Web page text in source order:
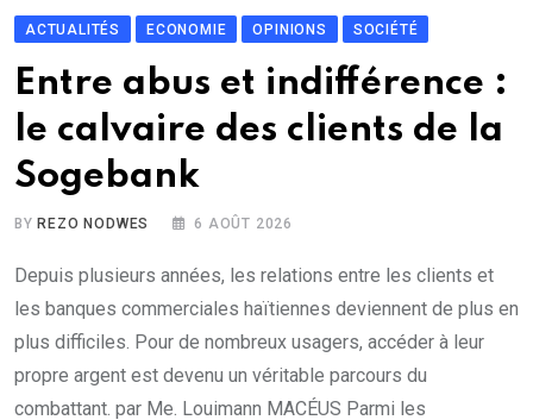
ACTUALITÉS ECONOMIE OPINIONS SOCIÉTÉ
Entre abus et indifférence :
le calvaire des clients de la
Sogebank
BYREZO NODWES 6 AOÛT 2026
Depuis plusieurs années, les relations entre les clients et
les banques commerciales haïtiennes deviennent de plus en
plus difficiles. Pour de nombreux usagers, accéder à leur
propre argent est devenu un véritable parcours du
combattant. par Me. Louimann MACÉUS Parmi les